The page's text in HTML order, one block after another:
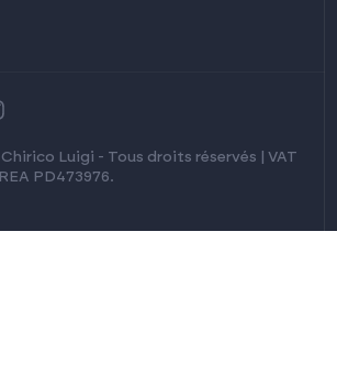
Luigi - Tous droits réservés | VAT
PD473976.